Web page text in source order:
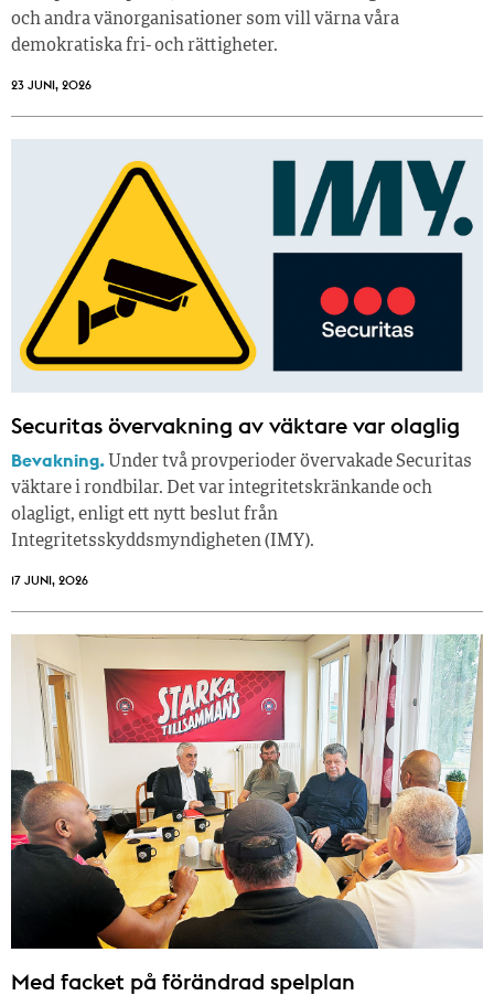
och andra vänorganisationer som vill värna våra
demokratiska fri- och rättigheter.
23 JUNI, 2026
Securitas övervakning av väktare var olaglig
Bevakning. Under två provperioder övervakade Securitas
väktare i rondbilar. Det var integritetskränkande och
olagligt, enligt ett nytt beslut från
Integritetsskyddsmyndigheten (IMY).
17 JUNI, 2026
Med facket på förändrad spelplan